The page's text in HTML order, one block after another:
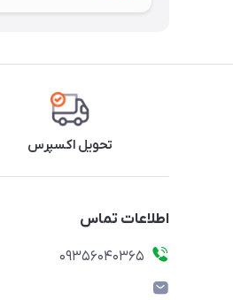
تحویل اکسپرس
اطلاعات تماس
۰۹۳۵۶۰۴۰۳۶۵